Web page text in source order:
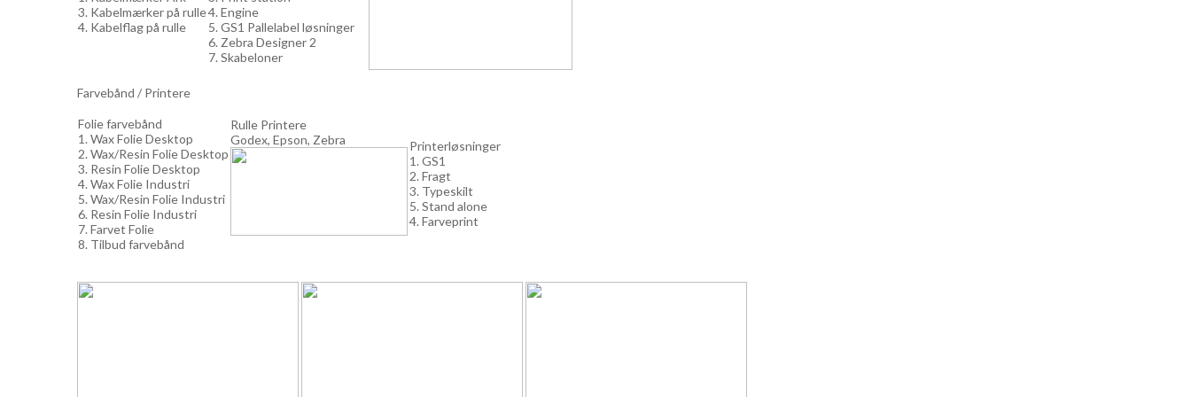
3. Kabelmærker på rulle
4. Kabelflag på rulle
4. Engine
5. GS1 Pallelabel løsninger
6. Zebra Designer 2
7. Skabeloner
Farvebånd / Printere
Folie farvebånd
1. Wax Folie Desktop
2. Wax/Resin Folie Desktop
3. Resin Folie Desktop
4. Wax Folie Industri
5. Wax/Resin Folie Industri
6. Resin Folie Industri
7. Farvet Folie
8. Tilbud farvebånd
Rulle Printere
Godex, Epson, Zebra
Printerløsninger
1. GS1
2. Fragt
3. Typeskilt
5. Stand alone
4. Farveprint